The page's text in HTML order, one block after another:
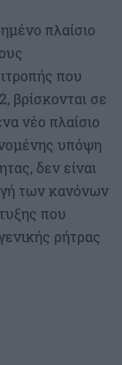
πλαίσιο
που
βρίσκονται σε
νέο πλαίσιο
υπόψη
δεν είναι
των κανόνων
που
ρήτρας